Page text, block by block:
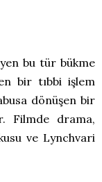
bu tür bükme
bir tıbbi işlem
dönüşen bir
Filmde drama,
ve Lynchvari